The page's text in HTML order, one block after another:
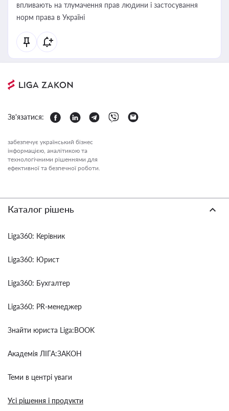
впливають на тлумачення прав людини і застосування
норм права в Україні
Зв'язатися:
забезпечує український бізнес
інформацією, аналітикою та
технологічними рішеннями для
ефективної та безпечної роботи.
Каталог рішень
Liga360: Керівник
Liga360: Юрист
Liga360: Бухгалтер
Liga360: PR-менеджер
Знайти юриста Liga:BOOK
Академія ЛІГА:ЗАКОН
Теми в центрі уваги
Усі рішення і продукти